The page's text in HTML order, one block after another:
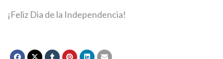
¡Feliz Dia de la Independencia!